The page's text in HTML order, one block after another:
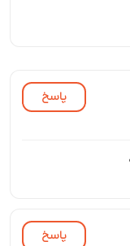
پاسخ
پاسخ